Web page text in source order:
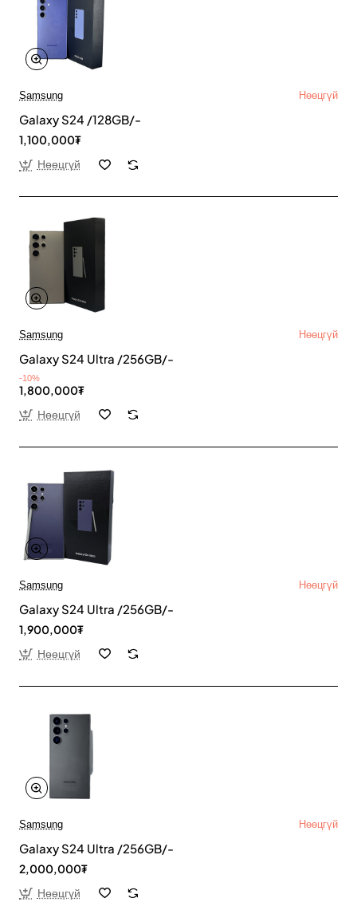
Samsung Нөөцгүй
Galaxy S24 /128GB/-
1,100,000₮
Нөөцгүй
Samsung Нөөцгүй
Galaxy S24 Ultra /256GB/-
-10%
1,800,000₮
Нөөцгүй
Samsung Нөөцгүй
Galaxy S24 Ultra /256GB/-
1,900,000₮
Нөөцгүй
Samsung Нөөцгүй
Galaxy S24 Ultra /256GB/-
2,000,000₮
Нөөцгүй